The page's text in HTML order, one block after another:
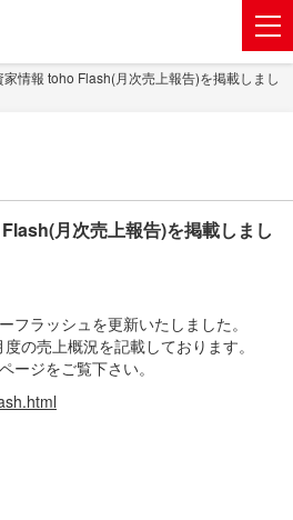
ビリティ
情報 toho Flash(月次売上報告)を掲載しまし
月次売上報告)を掲載しまし
フラッシュを更新いたしました。
の売上概況を記載しております。
ージをご覧下さい。